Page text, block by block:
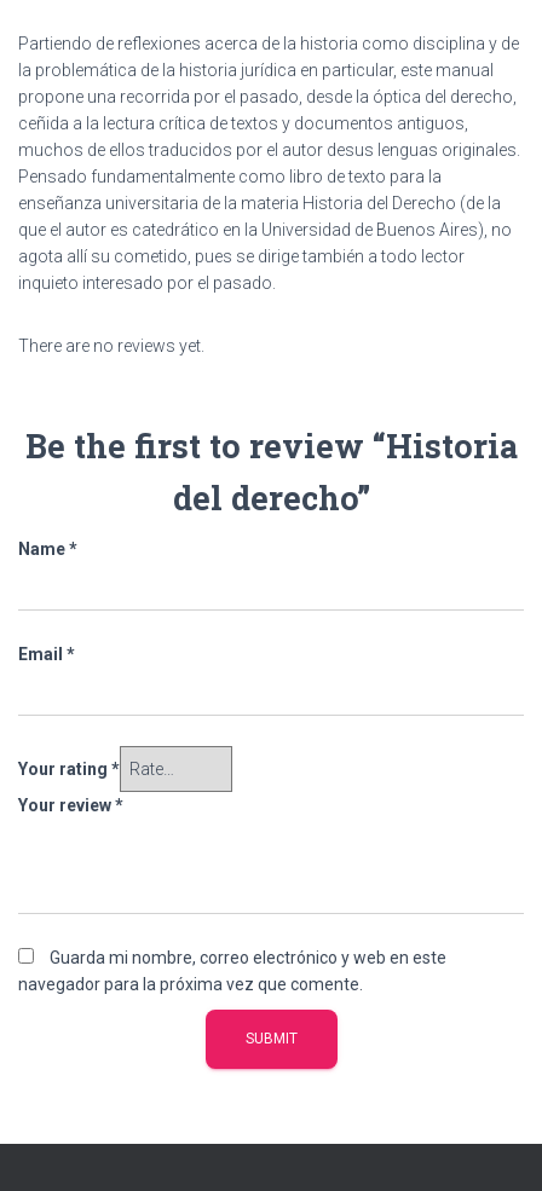
Partiendo de reflexiones acerca de la historia como disciplina y de
la problemática de la historia jurídica en particular, este manual
propone una recorrida por el pasado, desde la óptica del derecho,
ceñida a la lectura crítica de textos y documentos antiguos,
muchos de ellos traducidos por el autor desus lenguas originales.
Pensado fundamentalmente como libro de texto para la
enseñanza universitaria de la materia Historia del Derecho (de la
que el autor es catedrático en la Universidad de Buenos Aires), no
agota allí su cometido, pues se dirige también a todo lector
inquieto interesado por el pasado.
There are no reviews yet.
Be the first to review “Historia
del derecho”
Name*
Email *
Your rating *
Your review*
Guarda mi nombre, correo electrónico y web en este
navegador para la próxima vez que comente.